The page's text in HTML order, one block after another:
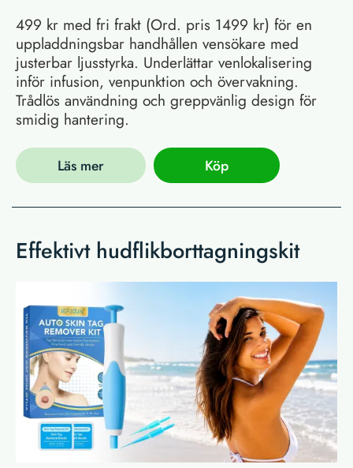
499 kr med fri frakt (Ord. pris 1499 kr) för en
uppladdningsbar handhållen vensökare med
justerbar ljusstyrka. Underlättar venlokalisering
inför infusion, venpunktion och övervakning.
Trådlös användning och greppvänlig design för
smidig hantering.
Läs mer Köp
Effektivt hudflikborttagningskit